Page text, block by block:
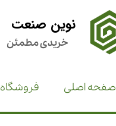
نوین صنعت
خریدی مطمئن
صفحه اصلی فروشگاه